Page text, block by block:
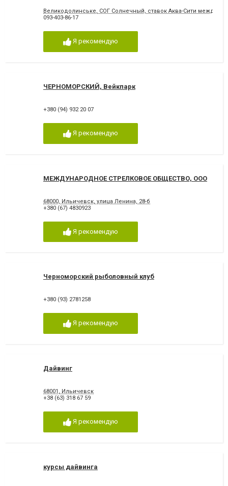
Великодолинське, СОГ Солнечный, ставок Аква-Сити между
093-403-86-17
Я рекомендую
ЧЕРНОМОРСКИЙ, Вейкпарк
+380 (94) 932 20 07
Я рекомендую
МЕЖДУНАРОДНОЕ СТРЕЛКОВОЕ ОБЩЕСТВО, ООО
68000, Ильичевск, улица Ленина, 28-б
+380 (67) 4830923
Я рекомендую
Черноморский рыболовный клуб
+380 (93) 2781258
Я рекомендую
Дайвинг
68001, Ильичевск
+38 (63) 318 67 59
Я рекомендую
курсы дайвинга